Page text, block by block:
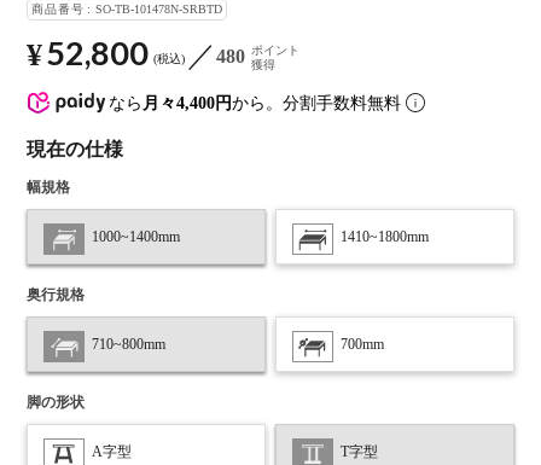
商品番号 SO-TB-101478N-SRBTD
なら 月々4,400円から。分割手数料無料
¥52,800 税込 480 ポイント
獲得
現在の仕様
幅規格
1000~1400mm 1410~1800mm
奥行規格
710~800mm 700mm
脚の形状
A字型 T字型